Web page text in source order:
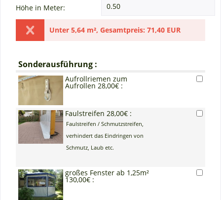
Höhe in Meter:
Unter 5,64 m², Gesamtpreis: 71,40 EUR
Sonderausführung :
Aufrollriemen zum
Aufrollen 28,00€ :
Faulstreifen 28,00€ :
Faulstreifen / Schmutzstreifen,
verhindert das Eindringen von
Schmutz, Laub etc.
großes Fenster ab 1,25m²
130,00€ :